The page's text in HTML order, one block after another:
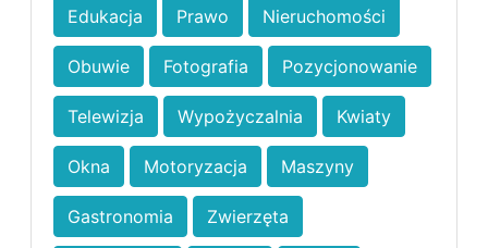
Edukacja Prawo Nieruchomości
Obuwie Fotografia Pozycjonowanie
Telewizja Wypożyczalnia Kwiaty
Okna Motoryzacja Maszyny
Gastronomia Zwierzęta